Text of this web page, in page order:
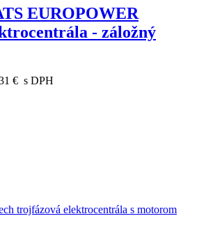
EUROPOWER
- záložný
€ s DPH